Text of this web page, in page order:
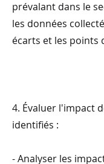
prévalant dans le
les données
écarts et les points
4. Évaluer l'impact
identifiés :
- Analyser les